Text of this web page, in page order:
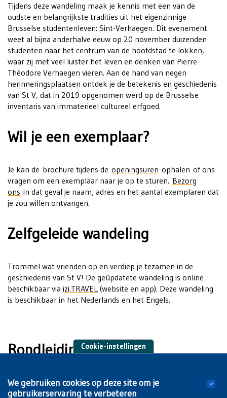
Tijdens deze wandeling maak je kennis met een van de
oudste en belangrijkste tradities uit het eigenzinnige
Brusselse studentenleven: Sint-Verhaegen. Dit evenement
weet al bijna anderhalve eeuw op 20 november duizenden
studenten naar het centrum van de hoofdstad te lokken,
waar zij met veel luister het leven en denken van Pierre-
Théodore Verhaegen vieren. Aan de hand van negen
herinneringsplaatsen ontdek je de betekenis en geschiedenis
van St V, dat in 2019 opgenomen werd op de Brusselse
inventaris van immaterieel cultureel erfgoed.
Wil je een exemplaar?
Je kan de brochure tijdens de openingsuren ophalen of ons
vragen om een exemplaar naar je op te sturen. Bezorg
ons in dat geval je naam, adres en het aantal exemplaren dat
je zou willen ontvangen.
Zelfgeleide wandeling
Trommel wat vrienden op en verdiep je tezamen in de
geschiedenis van St V! De geüpdatete wandeling is online
beschikbaar via izi.TRAVEL (website en app). Deze wandeling
is beschikbaar in het Nederlands en het Engels.
Rondleiding met gids
Je kan met je groep ook onzegegidste rondleiding
volgen,
die gebaseerd is op deze brochure, maar waarvan de route
Cookie-instellingen
We gebruiken cookies op deze site om je
gebruikerservaring te verbeteren